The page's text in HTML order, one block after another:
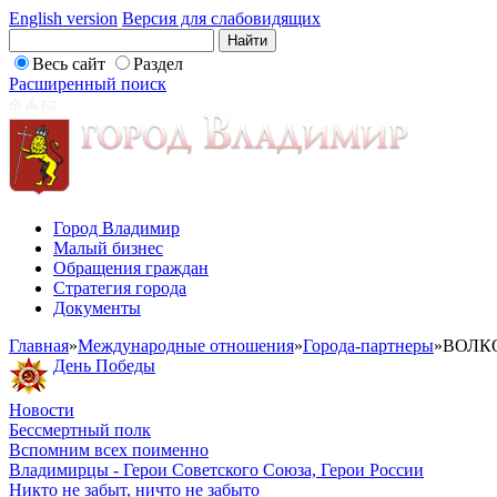
English version Версия для слабовидящих
Весь сайт
Раздел
Расширенный поиск
Город Владимир
Малый бизнес
Обращения граждан
Стратегия города
Документы
Главная»Международные отношения»Города-партнеры»
День Победы
Новости
Бессмертный полк
Вспомним всех поименно
Владимирцы - Герои Советского Союза, Герои России
Никто не забыт, ничто не забыто